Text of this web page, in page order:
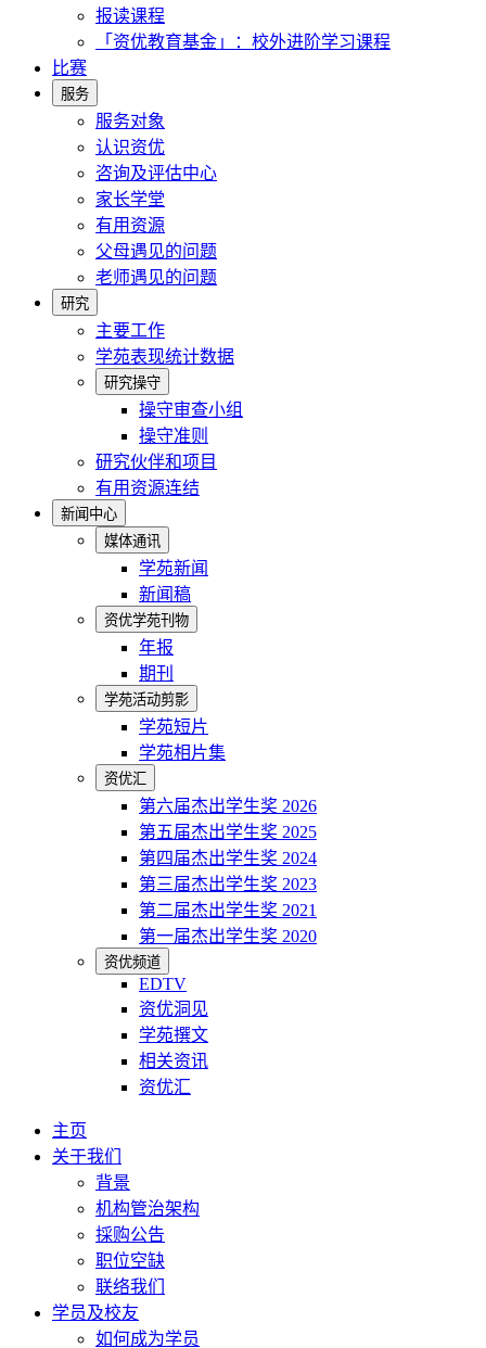
报读课程
「资优教育基金」：校外进阶学习课程
比赛
服务
服务对象
认识资优
咨询及评估中心
家长学堂
有用资源
父母遇见的问题
老师遇见的问题
研究
主要工作
学苑表现统计数据
研究操守
操守审查小组
操守准则
研究伙伴和项目
有用资源连结
新闻中心
媒体通讯
学苑新闻
新闻稿
资优学苑刊物
年报
期刊
学苑活动剪影
学苑短片
学苑相片集
资优汇
第六届杰出学生奖 2026
第五届杰出学生奖 2025
第四届杰出学生奖 2024
第三届杰出学生奖 2023
第二届杰出学生奖 2021
第一届杰出学生奖 2020
资优频道
EDTV
资优洞见
学苑撰文
相关资讯
资优汇
主页
关于我们
背景
机构管治架构
採购公告
职位空缺
联络我们
学员及校友
如何成为学员